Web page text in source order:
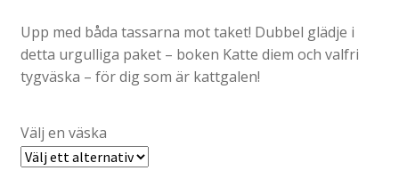
priset
var:
priset
är:
Upp med båda tassarna mot taket! Dubbel glädje i
detta urgulliga paket – boken Katte diem och valfri
tygväska – för dig som är kattgalen!
Välj en väska